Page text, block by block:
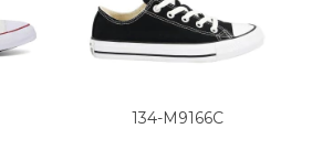
134-M9166C